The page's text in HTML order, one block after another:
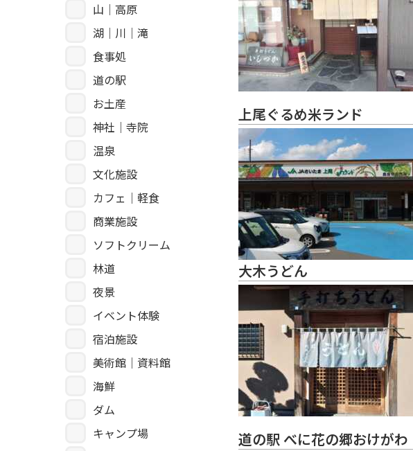
山｜高原
湖｜川｜滝
食事処
道の駅
お土産
神社｜寺院
温泉
文化施設
カフェ｜軽食
商業施設
ソフトクリーム
林道
夜景
イベント体験
宿泊施設
美術館｜資料館
海鮮
ダム
キャンプ場
上尾ぐるめ米ランド
大木うどん
道の駅 べに花の郷おけがわ